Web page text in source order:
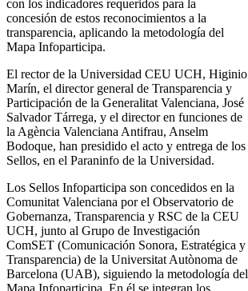
con los indicadores requeridos para la
concesión de estos reconocimientos a la
transparencia, aplicando la metodología del
Mapa Infoparticipa.
El rector de la Universidad CEU UCH, Higinio
Marín, el director general de Transparencia y
Participación de la Generalitat Valenciana, José
Salvador Tárrega, y el director en funciones de
la Agència Valenciana Antifrau, Anselm
Bodoque, han presidido el acto y entrega de los
Sellos, en el Paraninfo de la Universidad.
Los Sellos Infoparticipa son concedidos en la
Comunitat Valenciana por el Observatorio de
Gobernanza, Transparencia y RSC de la CEU
UCH, junto al Grupo de Investigación
ComSET (Comunicación Sonora, Estratégica y
Transparencia) de la Universitat Autònoma de
Barcelona (UAB), siguiendo la metodología del